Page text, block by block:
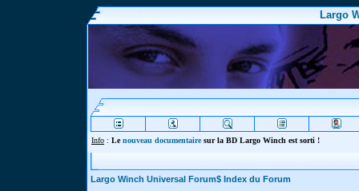
Largo
Info : Lenouveau documentairesur la BD Largo Winch est sorti !
Largo Winch Universal Forum$ Index du Forum